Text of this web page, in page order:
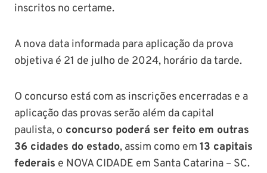
inscritos no certame.
A nova data informada para aplicação da prova
objetiva é 21 de julho de 2024, horário da tarde.
O concurso está com as inscrições encerradas e a
aplicação das provas serão além da capital
paulista, o concurso poderá ser feito em outras
36 cidades do estado, assim como em 13 capitais
federais e NOVA CIDADE em Santa Catarina – SC.